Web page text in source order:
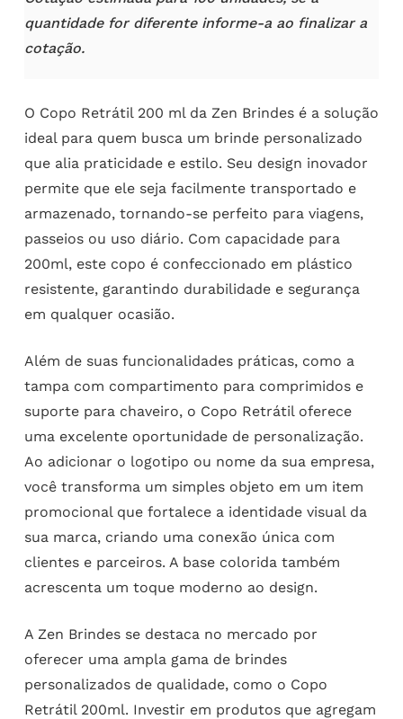
quantidade for diferente informe-a ao finalizar a
cotação.
O Copo Retrátil 200 ml da Zen Brindes é a solução
ideal para quem busca um brinde personalizado
que alia praticidade e estilo. Seu design inovador
permite que ele seja facilmente transportado e
armazenado, tornando-se perfeito para viagens,
passeios ou uso diário. Com capacidade para
200ml, este copo é confeccionado em plástico
resistente, garantindo durabilidade e segurança
em qualquer ocasião.
Além de suas funcionalidades práticas, como a
tampa com compartimento para comprimidos e
suporte para chaveiro, o Copo Retrátil oferece
uma excelente oportunidade de personalização.
Ao adicionar o logotipo ou nome da sua empresa,
você transforma um simples objeto em um item
promocional que fortalece a identidade visual da
sua marca, criando uma conexão única com
clientes e parceiros. A base colorida também
acrescenta um toque moderno ao design.
A Zen Brindes se destaca no mercado por
oferecer uma ampla gama de brindes
personalizados de qualidade, como o Copo
Retrátil 200ml. Investir em produtos que agregam